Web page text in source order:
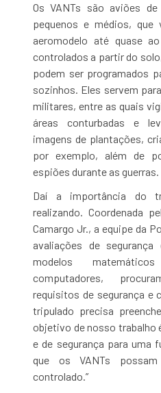
Os VANTs são aviões
pequenos e médios,
aeromodelo até quase
controlados a partir do
podem ser programados
sozinhos. Eles servem
militares, entre as quais
áreas conturbadas e
imagens de plantações,
por exemplo, além de
espiões durante as guerras.
Daí a importância do
realizando. Coordenada
Camargo Jr., a equipe da
avaliações de
modelos
computadores,
requisitos de segurança e
tripulado precisa
objetivo de nosso trabalho
e de segurança para uma
que os VANTs
controlado.”